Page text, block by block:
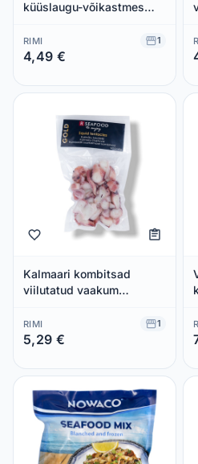
küüslaugu-võikastmes
RIMI 1
4,49 €
Kalmaari kombitsad
viilutatud vaakum
200g
RIMI 1
5,29 €